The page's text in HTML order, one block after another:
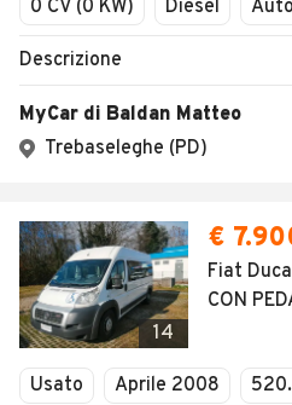
0 CV (0 KW)
Diesel
Descrizione
MyCar di Baldan Matteo
Trebaseleghe (PD)
14
€
Fiat
CON
Usato Aprile 2008